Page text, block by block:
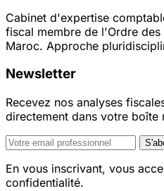
Cabinet d'expertise
fiscal membre de l'Ordre
Maroc. Approche
Newsletter
Recevez nos analyses
directement dans votre boîte
En vous inscrivant, vous
confidentialité.